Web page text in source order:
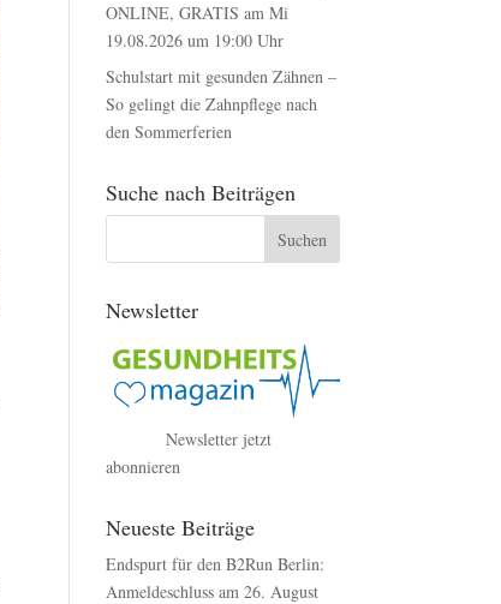
ONLINE, GRATIS am Mi
19.08.2026 um 19:00 Uhr
Schulstart mit gesunden Zähnen –
So gelingt die Zahnpflege nach
den Sommerferien
Suche nach Beiträgen
Newsletter
Newsletter jetzt
abonnieren
Neueste Beiträge
Endspurt für den B2Run Berlin:
Anmeldeschluss am 26. August